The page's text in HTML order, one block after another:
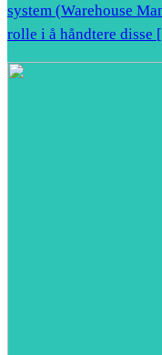
system (Warehouse
rolle i å håndtere